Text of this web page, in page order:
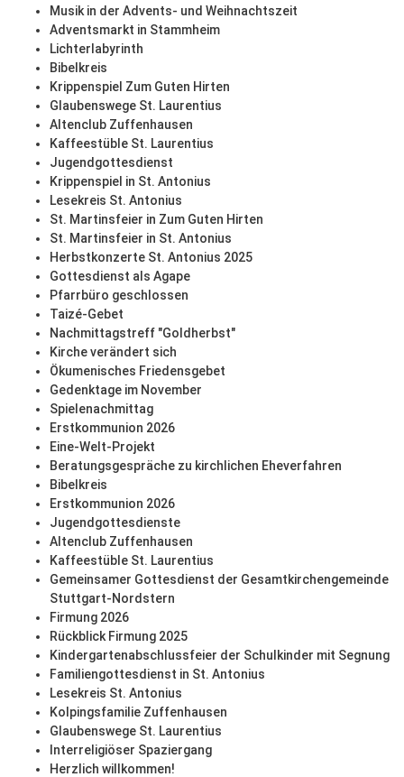
Musik in der Advents- und Weihnachtszeit
Adventsmarkt in Stammheim
Lichterlabyrinth
Bibelkreis
Krippenspiel Zum Guten Hirten
Glaubenswege St. Laurentius
Altenclub Zuffenhausen
Kaffeestüble St. Laurentius
Jugendgottesdienst
Krippenspiel in St. Antonius
Lesekreis St. Antonius
St. Martinsfeier in Zum Guten Hirten
St. Martinsfeier in St. Antonius
Herbstkonzerte St. Antonius 2025
Gottesdienst als Agape
Pfarrbüro geschlossen
Taizé-Gebet
Nachmittagstreff "Goldherbst"
Kirche verändert sich
Ökumenisches Friedensgebet
Gedenktage im November
Spielenachmittag
Erstkommunion 2026
Eine-Welt-Projekt
Beratungsgespräche zu kirchlichen Eheverfahren
Bibelkreis
Erstkommunion 2026
Jugendgottesdienste
Altenclub Zuffenhausen
Kaffeestüble St. Laurentius
Gemeinsamer Gottesdienst der Gesamtkirchengemeinde
Stuttgart-Nordstern
Firmung 2026
Rückblick Firmung 2025
Kindergartenabschlussfeier der Schulkinder mit Segnung
Familiengottesdienst in St. Antonius
Lesekreis St. Antonius
Kolpingsfamilie Zuffenhausen
Glaubenswege St. Laurentius
Interreligiöser Spaziergang
Herzlich willkommen!